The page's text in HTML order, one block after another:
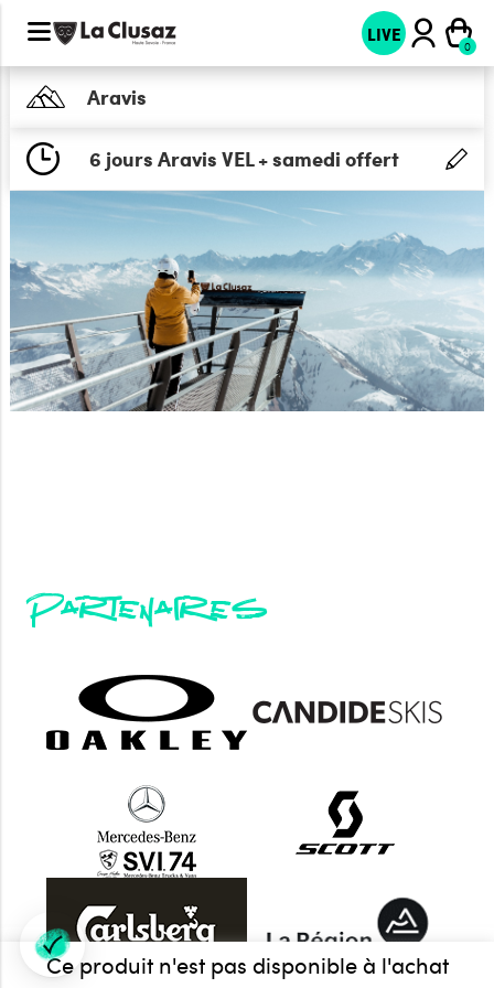
LIVE
Aravis
6 jours Aravis VEL + samedi offert
Ce produit n'est pas disponible à l'achat
Partenaires